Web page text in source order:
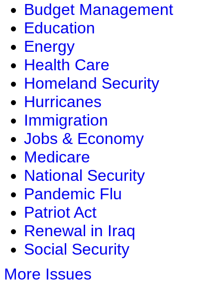
Budget Management
Education
Energy
Health Care
Homeland Security
Hurricanes
Immigration
Jobs & Economy
Medicare
National Security
Pandemic Flu
Patriot Act
Renewal in Iraq
Social Security
More Issues